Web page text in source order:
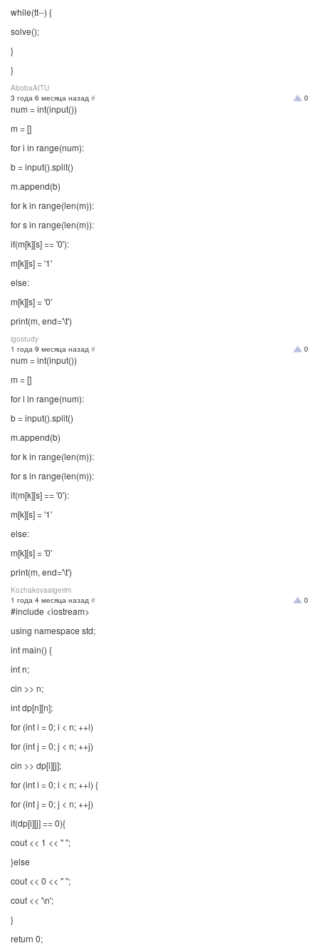
while(tt--) {
solve();
}
}
AbobaAITU
0
3 года 6 месяца назад #
num = int(input())
m = []
for i in range(num):
b = input().split()
m.append(b)
for k in range(len(m)):
for s in range(len(m)):
if(m[k][s] == '0'):
m[k][s] = '1'
else:
m[k][s] = '0'
print(m, end='\t')
igostudy
0
1 года 9 месяца назад #
num = int(input())
m = []
for i in range(num):
b = input().split()
m.append(b)
for k in range(len(m)):
for s in range(len(m)):
if(m[k][s] == '0'):
m[k][s] = '1'
else:
m[k][s] = '0'
print(m, end='\t')
Kozhakovaaigerim
0
1 года 4 месяца назад #
#include <iostream>
using namespace std;
int main() {
int n;
cin >> n;
int dp[n][n];
for (int i = 0; i < n; ++i)
for (int j = 0; j < n; ++j)
cin >> dp[i][j];
for (int i = 0; i < n; ++i) {
for (int j = 0; j < n; ++j)
if(dp[i][j] == 0){
cout << 1 << " ";
}else
cout << 0 << " ";
cout << '\n';
}
return 0;